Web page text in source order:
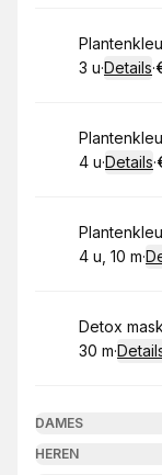
Boek
. Duur:
3 u·Details·
Boek
. Duur:
4 u·Details·
Boek
. Duur :
4 u, 10 m·
Boek
Detox
.Duur:
30 m·
DAMES
HEREN